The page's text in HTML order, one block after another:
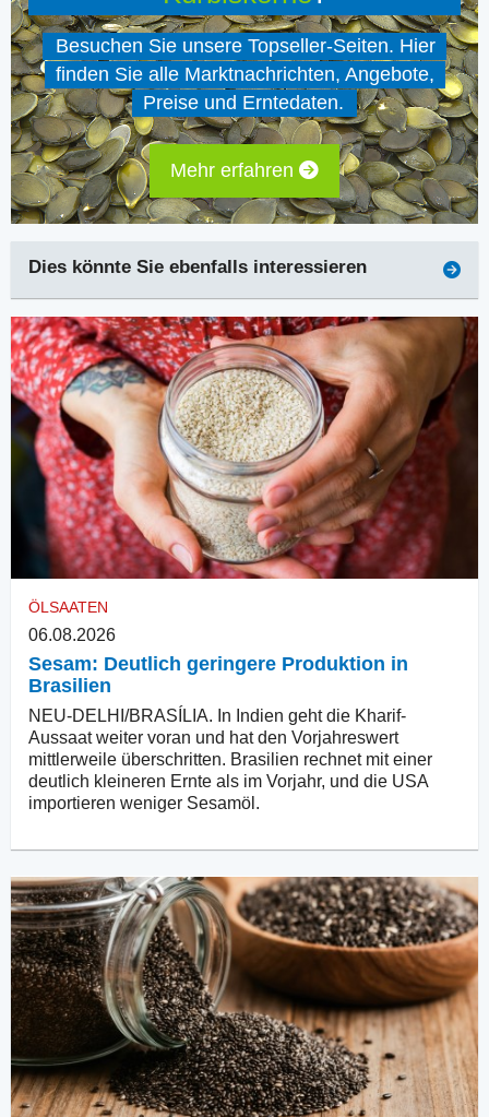
Besuchen Sie unsere Topseller-Seiten. Hier
finden Sie alle Marktnachrichten, Angebote,
Preise und Erntedaten.
Mehr erfahren
Dies könnte Sie ebenfalls interessieren
ÖLSAATEN
06.08.2026
Sesam: Deutlich geringere Produktion in
Brasilien
NEU-DELHI/BRASÍLIA. In Indien geht die Kharif-
Aussaat weiter voran und hat den Vorjahreswert
mittlerweile überschritten. Brasilien rechnet mit einer
deutlich kleineren Ernte als im Vorjahr, und die USA
importieren weniger Sesamöl.